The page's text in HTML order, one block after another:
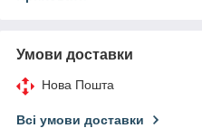
Умови доставки
Нова Пошта
Всі умови доставки